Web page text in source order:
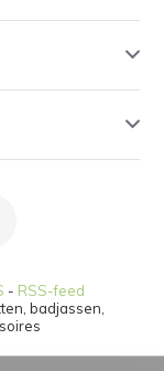
- RSS-feed
badjassen,